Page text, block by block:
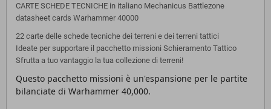
CARTE SCHEDE TECNICHE in italiano Mechanicus Battlezone
datasheet cards Warhammer 40000
22 carte delle schede tecniche dei terreni e dei terreni tattici
Ideate per supportare il pacchetto missioni Schieramento Tattico
Sfrutta a tuo vantaggio la tua collezione di terreni!
Questo pacchetto missioni è un'espansione per le partite
bilanciate di Warhammer 40,000.